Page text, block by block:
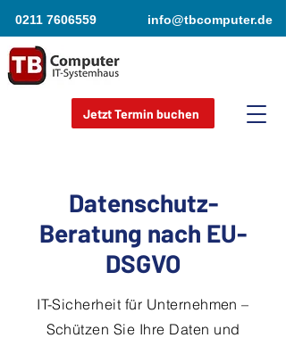
0211 7606559 info@tbcomputer.de
Jetzt Termin buchen
Datenschutz-
Beratung nach EU-
DSGVO
IT-Sicherheit für Unternehmen –
Schützen Sie Ihre Daten und